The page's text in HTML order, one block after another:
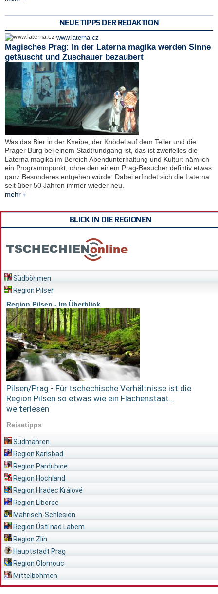
NEUE TIPPS DER REDAKTION
www.laterna.cz
Magisches Prag: In der Laterna magika werden Sinne
getäuscht und Zuschauer bezaubert
Was das Bier in der Kneipe, der Knödel auf dem Teller und die
Prager Burg bei einem Stadtrundgang ist, das ist zweifellos die
Laterna magika im Bereich Abendunterhaltung und Kultur: nämlich
ein Programmpunkt, ohne den einem Prag-Besucher defintiv etwas
ganz Besonderes entgehen würde. Dabei erfindet sich die Laterna
seit über 50 Jahren immer wieder neu.
mehr ›
BLICK IN DIE REGIONEN
Südböhmen
Region Pilsen
Region Pilsen - Im Überblick
Pilsen/Prag - Für tschechische Verhältnisse ist die
Region Pilsen so etwas wie ein Flächenstaat...
weiterlesen
Reisetipps
Südmähren
Region Karlsbad
Region Pardubice
Region Hochland
Region Hradec Králové
Region Liberec
Mährisch-Schlesien
Region Ústí nad Labem
Region Zlín
Hauptstadt Prag
Region Olomouc
Mittelböhmen